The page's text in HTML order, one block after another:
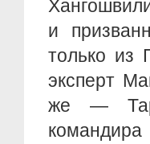
и
только из
эксперт
же —